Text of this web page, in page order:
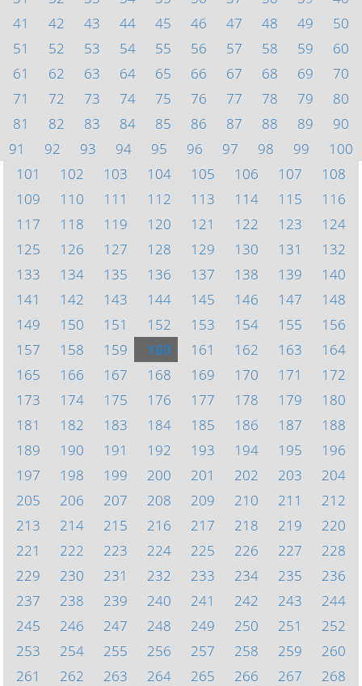
41
42 43 44 45 46 47 48 49
50
51
52 53 54 55 56 57 58 59
60
61
62 63 64 65 66 67 68 69
70
71
72 73 74 75 76 77 78 79
80
81
82 83 84 85 86 87 88 89
90
91
92 93 94 95 96 97 98 99
100
101
102 103 104 105 106 107
108
109
110 111 112 113 114 115
116
117
118 119 120 121 122 123
124
125
126 127 128 129 130 131
132
133
134 135 136 137 138 139
140
141
142 143 144 145 146 147
148
149
150 151 152 153 154 155
156
157
158 159 160 161 162 163
164
165
166 167 168 169 170 171
172
173
174 175 176 177 178 179
180
181
182 183 184 185 186 187
188
189
190 191 192 193 194 195
196
197
198 199 200 201 202 203
204
205
206 207 208 209 210 211
212
213
214 215 216 217 218 219
220
221
222 223 224 225 226 227
228
229
230 231 232 233 234 235
236
237
238 239 240 241 242 243
244
245
246 247 248 249 250 251
252
253
254 255 256 257 258 259
260
261
262 263 264 265 266 267
268